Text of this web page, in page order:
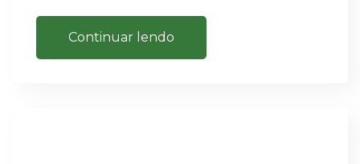
Continuar lendo